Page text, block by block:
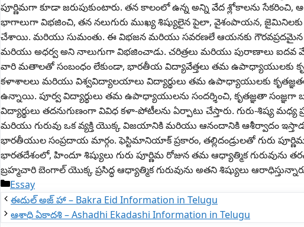
పూర్ణిమగా కూడా జరుపుకుంటారు. తన కాలంలో ఉన్న అన్ని వేద శ్లోకాలను
భాగాలుగా విభజించి, తన నలుగురు ముఖ్య శిష్యులైన పైలా, వైశంపాయన,
చేశాయి. మరియు సుమంతు. ఈ విభజన మరియు సవరణలే ఆయనకు గౌరవప్రదమైన
మరియు అధర్వ అని నాలుగుగా విభజించాడు. చరిత్రలు మరియు పురాణాలు ఐదవ
వారి మతాలతో సంబంధం లేకుండా, భారతీయ విద్యావేత్తలు తమ ఉపాధ్యాయులకు
కళాశాలలు మరియు విశ్వవిద్యాలయాలు విద్యార్థులు తమ ఉపాధ్యాయులకు కృతజ్ఞతలు
ఉన్నాయి. పూర్వ విద్యార్థులు తమ ఉపాధ్యాయులను సందర్శించి, కృతజ్ఞతా సంజ్ఞగా
విద్యార్థులు తదనుగుణంగా వివిధ కళా-పోటీలను ఏర్పాటు చేస్తారు. గురు-శిష్య
మరియు గురువు ఒక వ్యక్తి యొక్క విజయానికి మరియు ఆనందానికి ఆశీర్వాదం
భారతీయుల సంప్రదాయ మార్గం. ఫెస్టిమానియాక్ ప్రకారం, తల్లిదండ్రులతో గురు
భారతదేశంలో, హిందూ శిష్యులు గురు పూర్ణిమ రోజున తమ ఆధ్యాత్మిక గురువును
బ్రహ్మచారి బెంగాల్ యొక్క ప్రసిద్ధ ఆధ్యాత్మిక గురువును అతని శిష్యులు
Categories
Essay
ఈదుల్ అజ్ హా – Bakra Eid Information in Telugu
ఆశాధి ఏకాదశి – Ashadhi Ekadashi Information in Telugu